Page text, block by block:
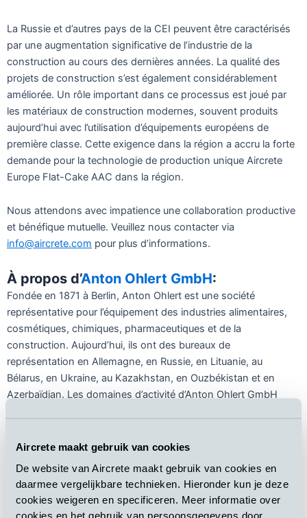
Aircrete maakt gebruik van cookies
De website van Aircrete maakt gebruik van cookies en
daarmee vergelijkbare technieken. Hieronder kun je deze
cookies weigeren en specificeren. Meer informatie over
La Russie et d’autres pays de la CEI peuvent être caractérisés
par une augmentation significative de l’industrie de la
construction au cours des dernières années. La qualité des
projets de construction s’est également considérablement
améliorée. Un rôle important dans ce processus est joué par
les matériaux de construction modernes, souvent produits
aujourd’hui avec l’utilisation d’équipements européens de
première classe. Cette exigence dans la région a accru la forte
demande pour la technologie de production unique Aircrete
Europe Flat-Cake AAC dans la région.
Nous attendons avec impatience une collaboration productive
et bénéfique mutuelle. Veuillez nous contacter via
info@aircrete.com pour plus d’informations.
À propos d’Anton Ohlert GmbH:
Fondée en 1871 à Berlin, Anton Ohlert est une société
représentative pour l’équipement des industries alimentaires,
cosmétiques, chimiques, pharmaceutiques et de la
construction. Aujourd’hui, ils ont des bureaux de
représentation en Allemagne, en Russie, en Lituanie, au
Bélarus, en Ukraine, au Kazakhstan, en Ouzbékistan et en
Azerbaïdjan. Les domaines d’activité d’Anton Ohlert GmbH
Équipements pour les industries alimentaires,
construction.
Équipements et lignes automatiques de production
alimentaire – confiserie, pâtisserie, pain, gâteaux,